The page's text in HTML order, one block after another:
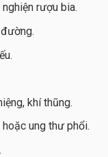
rượu bia.
khí thũng.
hoặc ung thư phổi.